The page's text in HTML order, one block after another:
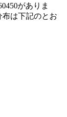
がありま
は下記のとお